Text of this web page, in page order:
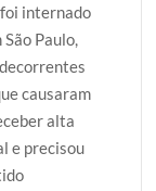
internado
Paulo,
causaram
alta
e precisou